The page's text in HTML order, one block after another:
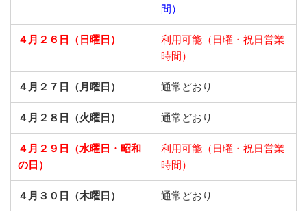
間）
４月２６日（日曜日）
利用可能（日曜・祝日営業
時間）
４月２７日（月曜日） 通常どおり
４月２８日（火曜日） 通常どおり
４月２９日（水曜日・昭和
の日）
利用可能（日曜・祝日営業
時間）
４月３０日（木曜日） 通常どおり